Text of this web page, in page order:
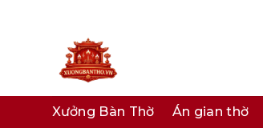
Xưởng Bàn Thờ Án gian thờ